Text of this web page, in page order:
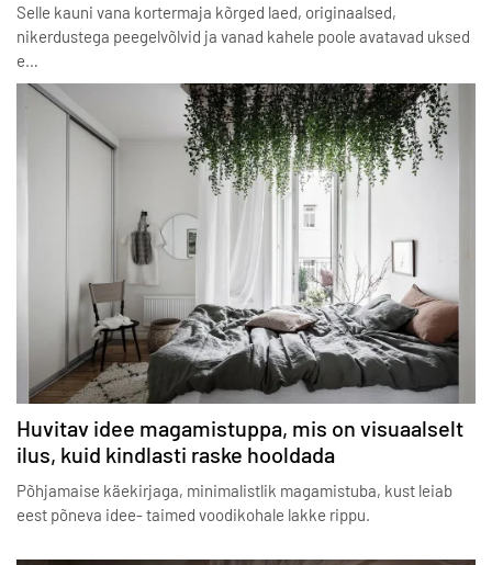
Selle kauni vana kortermaja kõrged laed, originaalsed,
nikerdustega peegelvõlvid ja vanad kahele poole avatavad uksed
e…
Huvitav idee magamistuppa, mis on visuaalselt
ilus, kuid kindlasti raske hooldada
Põhjamaise käekirjaga, minimalistlik magamistuba, kust leiab
eest põneva idee- taimed voodikohale lakke rippu.